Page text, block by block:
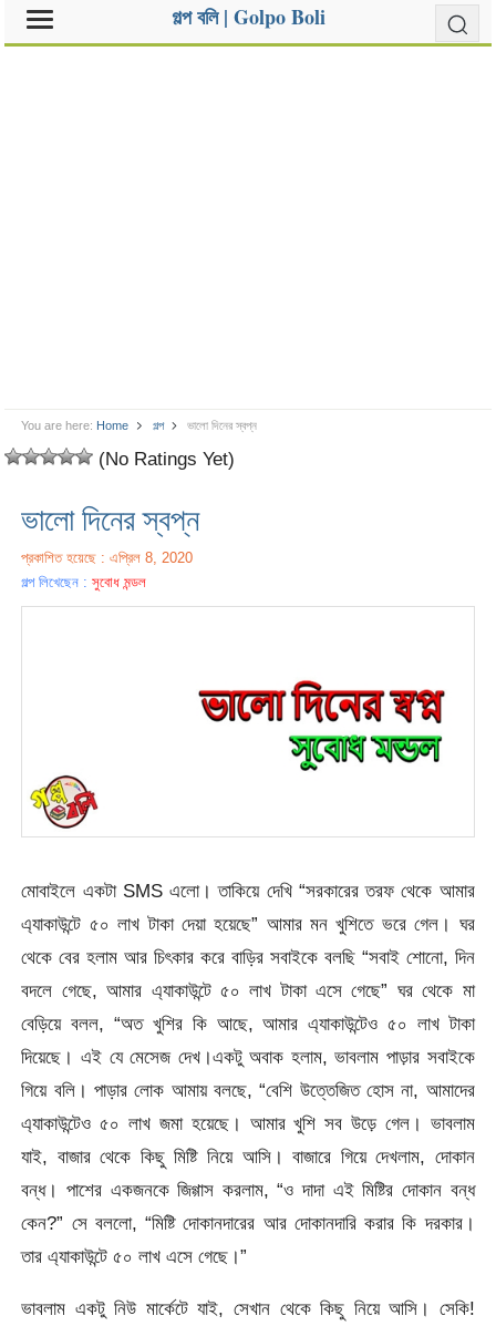
গল্প বলি | Golpo Boli
You are here: Home গল্প ভালো দিনের স্বপ্ন
(No Ratings Yet)
ভালো দিনের স্বপ্ন
প্রকাশিত হয়েছে : এপ্রিল 8, 2020
গল্প লিখেছেন :সুবোধ মন্ডল
মোবাইলে একটা SMS এলো। তাকিয়ে দেখি “সরকারের তরফ থেকে আমার
এ্যাকাউন্টে ৫০ লাখ টাকা দেয়া হয়েছে” আমার মন খুশিতে ভরে গেল। ঘর
থেকে বের হলাম আর চিৎকার করে বাড়ির সবাইকে বলছি “সবাই শোনো, দিন
বদলে গেছে, আমার এ্যাকাউন্টে ৫০ লাখ টাকা এসে গেছে” ঘর থেকে মা
বেড়িয়ে বলল, “অত খুশির কি আছে, আমার এ্যাকাউন্টেও ৫০ লাখ টাকা
দিয়েছে। এই যে মেসেজ দেখ।একটু অবাক হলাম, ভাবলাম পাড়ার সবাইকে
গিয়ে বলি। পাড়ার লোক আমায় বলছে, “বেশি উত্তেজিত হোস না, আমাদের
এ্যাকাউন্টেও ৫০ লাখ জমা হয়েছে। আমার খুশি সব উড়ে গেল। ভাবলাম
যাই, বাজার থেকে কিছু মিষ্টি নিয়ে আসি। বাজারে গিয়ে দেখলাম, দোকান
বন্ধ। পাশের একজনকে জিগ্গাস করলাম, “ও দাদা এই মিষ্টির দোকান বন্ধ
কেন?” সে বললো, “মিষ্টি দোকানদারের আর দোকানদারি করার কি দরকার।
তার এ্যাকাউন্টে ৫০ লাখ এসে গেছে।”
ভাবলাম একটু নিউ মার্কেটে যাই, সেখান থেকে কিছু নিয়ে আসি। সেকি!